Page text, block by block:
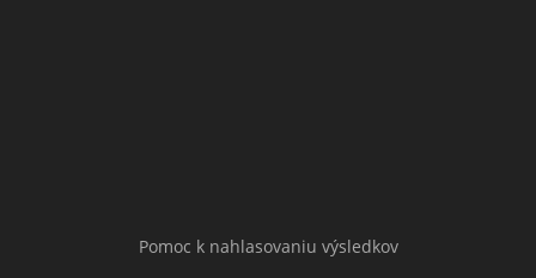
Pomoc k nahlasovaniu výsledkov